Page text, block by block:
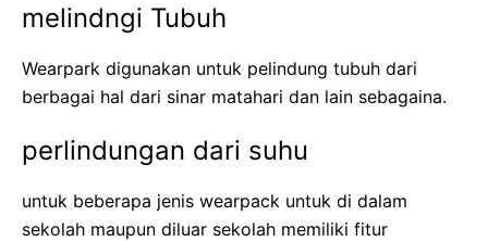
melindngi Tubuh
Wearpark digunakan untuk pelindung tubuh dari
berbagai hal dari sinar matahari dan lain sebagaina.
perlindungan dari suhu
untuk beberapa jenis wearpack untuk di dalam
sekolah maupun diluar sekolah memiliki fitur